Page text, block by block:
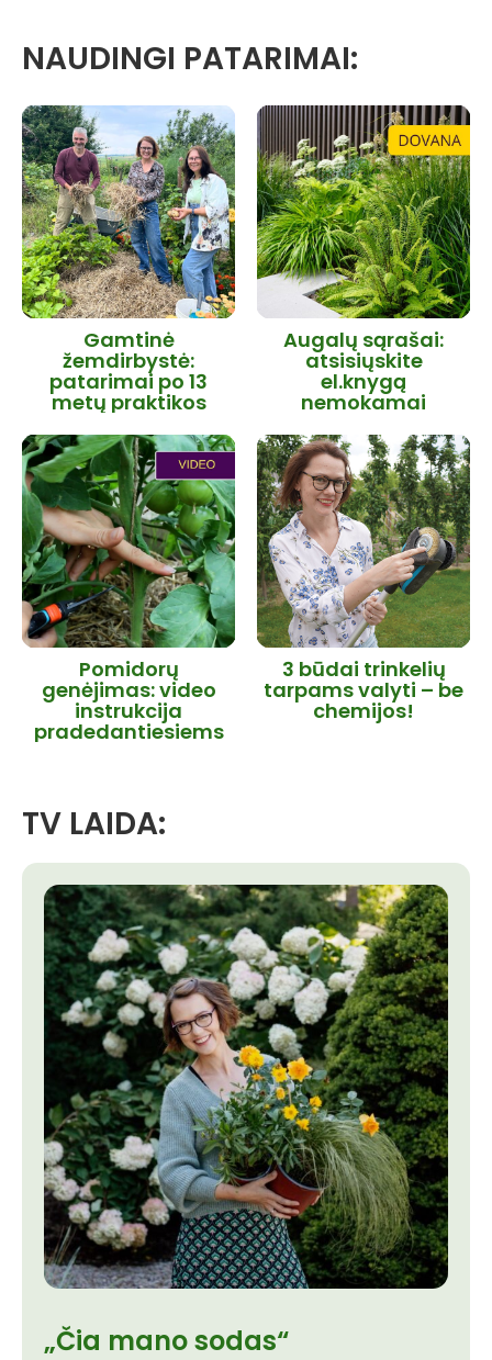
NAUDINGI PATARIMAI:
Gamtinė
žemdirbystė:
patarimai po 13
metų praktikos
Augalų sąrašai:
atsisiųskite
el.knygą
nemokamai
Pomidorų
genėjimas: video
instrukcija
pradedantiesiems
3 būdai trinkelių
tarpams valyti – be
chemijos!
TV LAIDA:
„Čia mano sodas“